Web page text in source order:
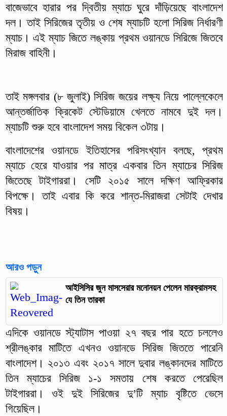
বাজেভাবে হারার পর দ্বিতীয় ম্যাচে ঘুরে দাঁড়িয়েছে বাংলাদেশ
দল। তাই সিরিজের তৃতীয় ও শেষ ম্যাচটি হলো সিরিজ নির্ধারণী
ম্যাচ। এই ম্যাচ জিতে লঙ্কায় প্রথম ওয়ানডে সিরিজে জিতবে
মিরাজ বাহিনী।
তাই মঙ্গলবার (৮ জুলাই) সিরিজ জয়ের লক্ষ্য নিয়ে পাল্লেকেলে
আন্তর্জাতিক ক্রিকেট স্টেডিয়ামে খেলতে নামবে দুই দল।
ম্যাচটি শুরু হবে বাংলাদেশ সময় বিকেল ৩টায়।
বাংলাদেশের ওয়ানডে ইতিহাসের পরিসংখ্যান বলছে, প্রথম
ম্যাচে হেরে যাওয়ার পর মাত্র একবার তিন ম্যাচের সিরিজ
জিতেছে টাইগাররা। সেটি ২০১৫ সালে দক্ষিণ আফ্রিকার
বিপক্ষে। তাই এবার কি করে শান্ত-মিরাজরা সেটাই দেখার
বিষয়।
আরও পড়ুন
আইসিসির জুন মাসসেরার মনোনয়ন পেলেন মারক্রামসহ
যে তিন তারকা
এদিকে ওয়ানডে স্ট্যাটাস পাওয়া ২৭ বছর পার হতে চললেও
শ্রীলঙ্কার মাটিতে এখনও ওয়ানডে সিরিজ জিততে পারেনি
বাংলাদেশ। ২০১৩ এবং ২০১৭ সালে দুবার লঙ্কানদের মাটিতে
তিন ম্যাচের সিরিজ ১-১ সমতায় শেষ করতে পেরেছিল
টাইগাররা। ওই দুই সিরিজের দু’টি ম্যাচ বৃষ্টিতে ভেসে
গিয়েছিল।